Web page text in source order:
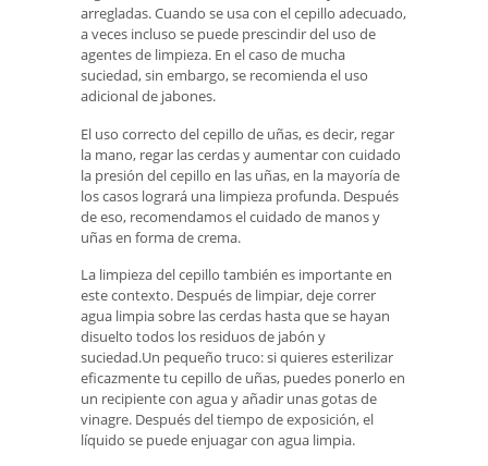
arregladas. Cuando se usa con el cepillo adecuado,
a veces incluso se puede prescindir del uso de
agentes de limpieza. En el caso de mucha
suciedad, sin embargo, se recomienda el uso
adicional de jabones.
El uso correcto del cepillo de uñas, es decir, regar
la mano, regar las cerdas y aumentar con cuidado
la presión del cepillo en las uñas, en la mayoría de
los casos logrará una limpieza profunda. Después
de eso, recomendamos el cuidado de manos y
uñas en forma de crema.
La limpieza del cepillo también es importante en
este contexto. Después de limpiar, deje correr
agua limpia sobre las cerdas hasta que se hayan
disuelto todos los residuos de jabón y
suciedad.Un pequeño truco: si quieres esterilizar
eficazmente tu cepillo de uñas, puedes ponerlo en
un recipiente con agua y añadir unas gotas de
vinagre. Después del tiempo de exposición, el
líquido se puede enjuagar con agua limpia.